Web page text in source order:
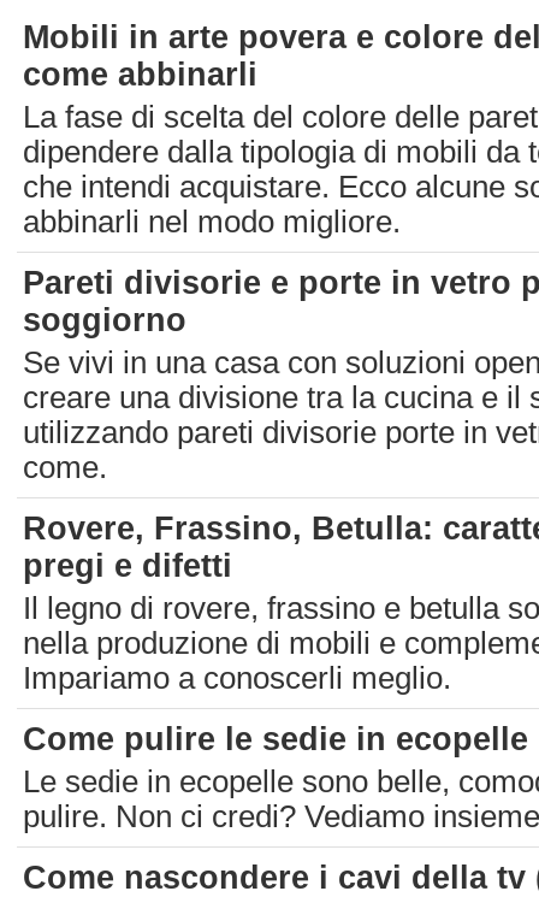
Mobili in arte povera e colore
come abbinarli
La fase di scelta del colore delle
dipendere dalla tipologia di mobili da
che intendi acquistare. Ecco alcune
abbinarli nel modo migliore.
Pareti divisorie e porte in vetro
soggiorno
Se vivi in una casa con soluzioni
creare una divisione tra la cucina e il
utilizzando pareti divisorie porte in
come.
Rovere, Frassino, Betulla:
pregi e difetti
Il legno di rovere, frassino e betulla
nella produzione di mobili e
Impariamo a conoscerli meglio.
Come pulire le sedie in ecopelle
Le sedie in ecopelle sono belle,
pulire. Non ci credi? Vediamo
Come nascondere i cavi della tv